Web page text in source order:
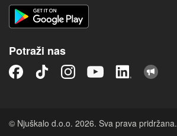
Potraži nas
© Njuškalo d.o.o. 2026. Sva prava pridržana.